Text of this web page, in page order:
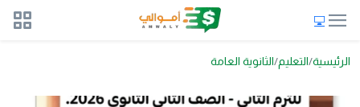
الرئيسية التعليم الثانوية العامة